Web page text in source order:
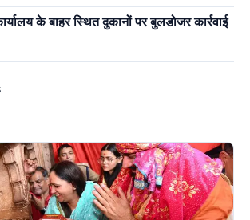
के बाहर स्थित दुकानों पर बुलडोजर कार्रवाई